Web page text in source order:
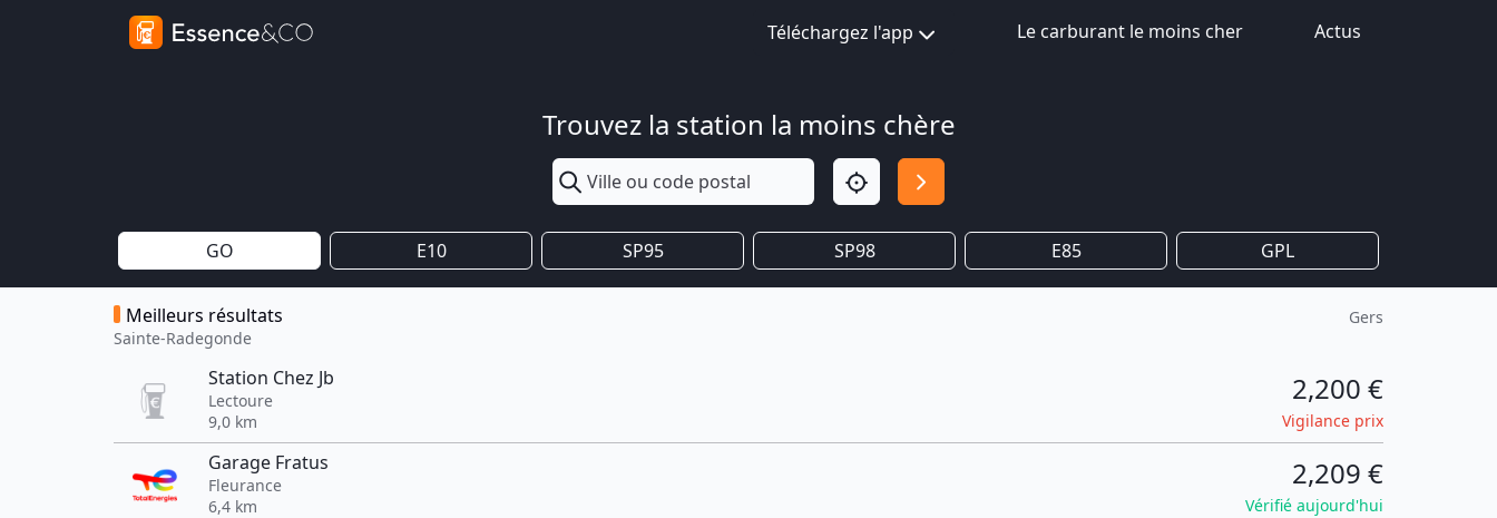
Téléchargez l'app Le carburant le moins cher Actus
Trouvez la station la moins chère
GO E10 SP95 SP98 E85 GPL
Meilleurs résultats
Sainte-Radegonde
Gers
Station Chez Jb
Lectoure
9,0 km
2,200 €
Vigilance prix
Garage Fratus
Fleurance
6,4 km
2,209 €
Vérifié aujourd'hui